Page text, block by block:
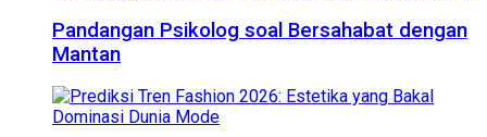
Pandangan Psikolog soal Bersahabat dengan
Mantan